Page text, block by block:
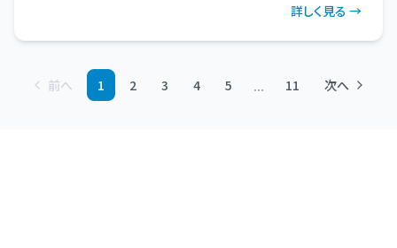
詳しく見る →
前へ 1 2 3 4 5 ... 11 次へ